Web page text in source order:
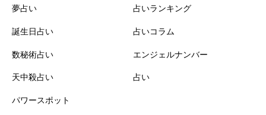
夢占い
誕生日占い
数秘術占い
天中殺占い
パワースポット
占いランキング
占いコラム
エンジェルナンバー
占い